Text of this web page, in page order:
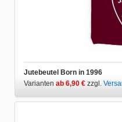
Jutebeutel Born in 1996
Varianten ab 6,90 € zzgl.